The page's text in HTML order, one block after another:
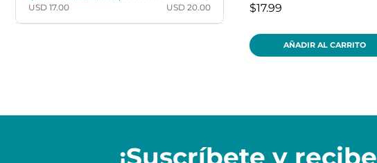
USD 17.00 USD 20.00 $17.99
AÑADIR AL CARRITO
¡Suscríbete y recibe